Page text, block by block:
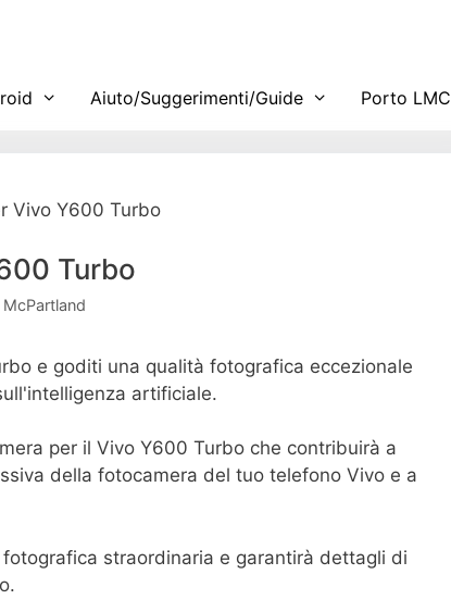
Aiuto/Suggerimenti/Guide Porto LMC
Vivo Y600 Turbo
Turbo
McPartland
e goditi una qualità fotografica eccezionale
artificiale.
per il Vivo Y600 Turbo che contribuirà a
della fotocamera del tuo telefono Vivo e a
straordinaria e garantirà dettagli di